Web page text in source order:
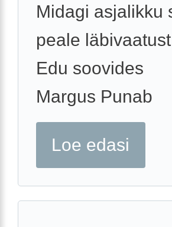
Midagi asjalikku
peale
Edu soovides
Margus Punab
Loe edasi